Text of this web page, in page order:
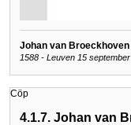
Johan van Broeckhoven
1588 - Leuven 15
Cöp
4.1.7. Johan van